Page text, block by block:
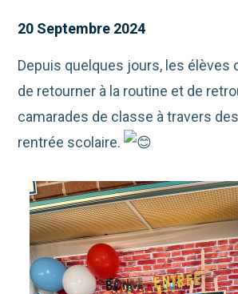
20 Septembre 2024
Depuis quelques jours, les élèves
de retourner à la routine et de
camarades de classe à travers
rentrée scolaire.